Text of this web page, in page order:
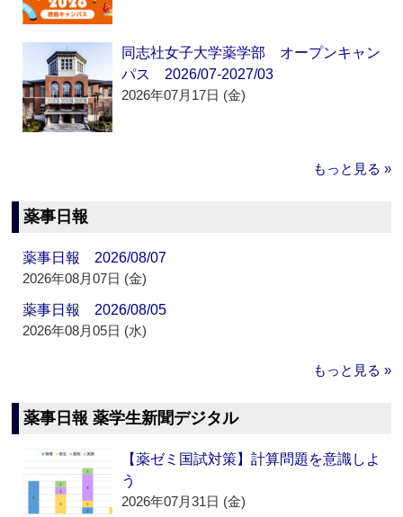
同志社女子大学薬学部 オープンキャン
パス 2026/07-2027/03
2026年07月17日 (金)
もっと見る »
薬事日報
薬事日報 2026/08/07
2026年08月07日 (金)
薬事日報 2026/08/05
2026年08月05日 (水)
もっと見る »
薬事日報 薬学生新聞デジタル
【薬ゼミ国試対策】計算問題を意識しよ
う
2026年07月31日 (金)